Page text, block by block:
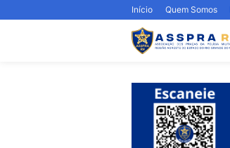
Início Quem Somos